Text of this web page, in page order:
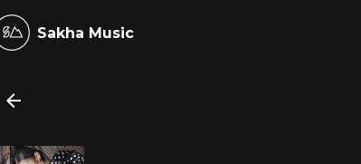
Sakha Music